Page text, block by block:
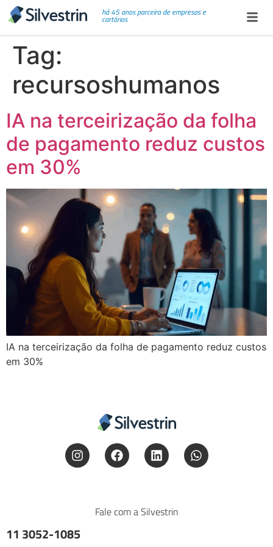
há 45 anos parceira de empresas e
cartórios
Tag:
recursoshumanos
IA na terceirização da folha
de pagamento reduz custos
em 30%
IA na terceirização da folha de pagamento reduz custos
em 30%
Fale com a Silvestrin
11 3052-1085